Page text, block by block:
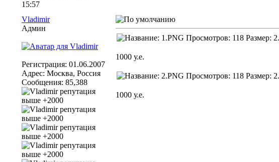
15:57
Vladimir
Админ
Регистрация: 01.06.2007
Адрес: Москва, Россия
Сообщения: 85,388
1000 у.е.
1000 у.е.